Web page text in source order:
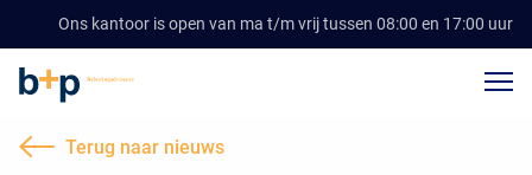
Ons kantoor is open van ma t/m vrij tussen 08:00 en 17:00 uur
Terug naar nieuws